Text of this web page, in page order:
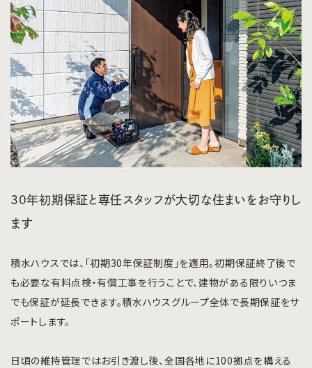
30年初期保証と専任スタッフが大切な住まいをお守りし
ます
積水ハウスでは、「初期30年保証制度」を適用。初期保証終了後で
も必要な有料点検・有償工事を行うことで、建物がある限りいつま
でも保証が延長できます。積水ハウスグループ全体で長期保証をサ
ポートします。
日頃の維持管理ではお引き渡し後、全国各地に100拠点を構える